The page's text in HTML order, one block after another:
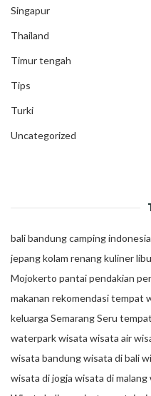
Singapur
Thailand
Timur tengah
Tips
Turki
Uncategorized
balibandungcampingindonesia
jepangkolam renangkuliner
Mojokerto pantaipendakian
makanan rekomendasi tempat
keluarga SemarangSeru
waterparkwisata wisata air
wisata bandungwisata di bali
wisata di jogja wisata di malang